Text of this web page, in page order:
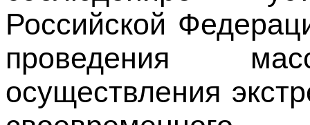
осуществления
ответственности